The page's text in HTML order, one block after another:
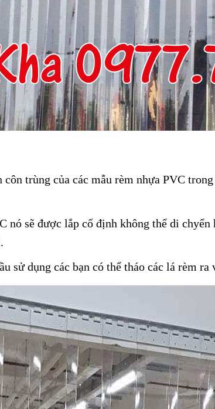
trùng của các mẫu rèm nhựa PVC
nó sẽ được lắp cố định không thể di
sử dụng các bạn có thể tháo các lá rèm ra